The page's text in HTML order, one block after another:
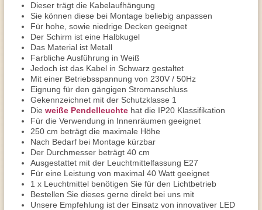
Dieser trägt die Kabelaufhängung
Sie können diese bei Montage beliebig anpassen
Für hohe, sowie niedrige Decken geeignet
Der Schirm ist eine Halbkugel
Das Material ist Metall
Farbliche Ausführung in Weiß
Jedoch ist das Kabel in Schwarz gestaltet
Mit einer Betriebsspannung von 230V / 50Hz
Eignung für den gängigen Stromanschluss
Gekennzeichnet mit der Schutzklasse 1
Die weiße Pendelleuchte hat die IP20 Klassifikation
Für die Verwendung in Innenräumen geeignet
250 cm beträgt die maximale Höhe
Nach Bedarf bei Montage kürzbar
Der Durchmesser beträgt 40 cm
Ausgestattet mit der Leuchtmittelfassung E27
Für eine Leistung von maximal 40 Watt geeignet
1 x Leuchtmittel benötigen Sie für den Lichtbetrieb
Bestellen Sie dieses gerne direkt bei uns mit
Unsere Empfehlung ist der Einsatz von innovativer LED